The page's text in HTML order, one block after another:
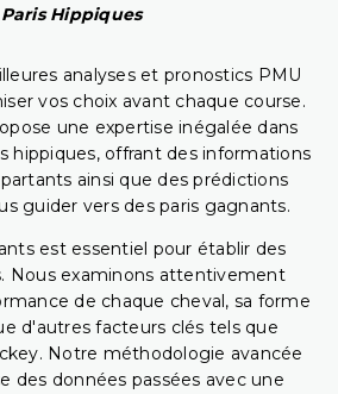
Paris Hippiques
analyses et pronostics PMU
vos choix avant chaque course.
une expertise inégalée dans
hippiques, offrant des informations
ainsi que des prédictions
guider vers des paris gagnants.
est essentiel pour établir des
Nous examinons attentivement
de chaque cheval, sa forme
d'autres facteurs clés tels que
Notre méthodologie avancée
des données passées avec une